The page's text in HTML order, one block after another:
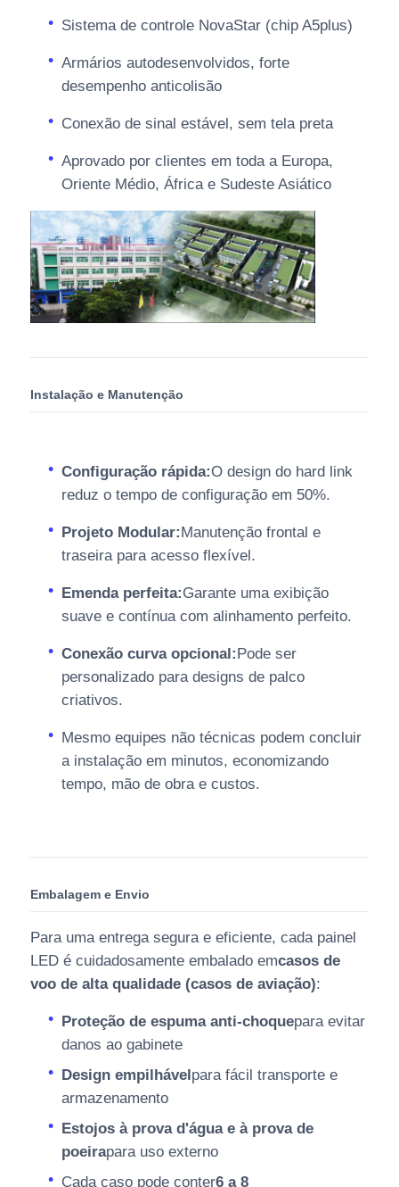
Sistema de controle NovaStar (chip A5plus)
Armários autodesenvolvidos, forte
desempenho anticolisão
Conexão de sinal estável, sem tela preta
Aprovado por clientes em toda a Europa,
Oriente Médio, África e Sudeste Asiático
Instalação e Manutenção
Configuração rápida:O design do hard link
reduz o tempo de configuração em 50%.
Projeto Modular:Manutenção frontal e
traseira para acesso flexível.
Emenda perfeita:Garante uma exibição
suave e contínua com alinhamento perfeito.
Conexão curva opcional:Pode ser
personalizado para designs de palco
criativos.
Mesmo equipes não técnicas podem concluir
a instalação em minutos, economizando
tempo, mão de obra e custos.
Embalagem e Envio
Para uma entrega segura e eficiente, cada painel
LED é cuidadosamente embalado emcasos de
voo de alta qualidade (casos de aviação):
Proteção de espuma anti-choquepara evitar
danos ao gabinete
Design empilhávelpara fácil transporte e
armazenamento
Estojos à prova d'água e à prova de
poeirapara uso externo
Cada caso pode conter6 a 8